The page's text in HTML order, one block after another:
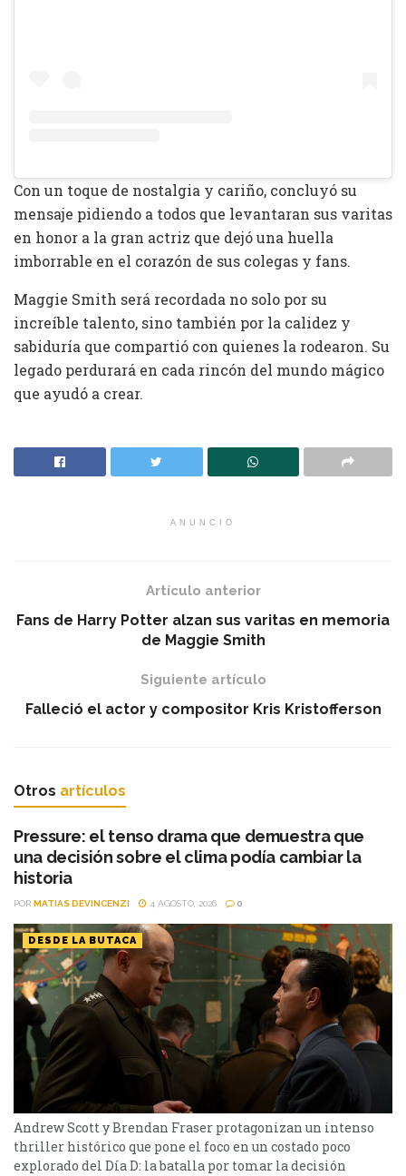
Con un toque de nostalgia y cariño, concluyó su
mensaje pidiendo a todos que levantaran sus varitas
en honor a la gran actriz que dejó una huella
imborrable en el corazón de sus colegas y fans.
Maggie Smith será recordada no solo por su
increíble talento, sino también por la calidez y
sabiduría que compartió con quienes la rodearon. Su
legado perdurará en cada rincón del mundo mágico
que ayudó a crear.
ANUNCIO
Artículo anterior
Fans de Harry Potter alzan sus varitas en memoria
de Maggie Smith
Siguiente artículo
Falleció el actor y compositor Kris Kristofferson
Otros artículos
Pressure: el tenso drama que demuestra que
una decisión sobre el clima podía cambiar la
historia
POR MATIAS DEVINCENZI 4 AGOSTO, 2026 0
DESDE LA BUTACA
Andrew Scott y Brendan Fraser protagonizan un intenso
thriller histórico que pone el foco en un costado poco
explorado del Día D: la batalla por tomar la decisión